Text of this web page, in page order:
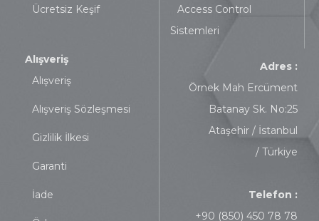
Ücretsiz Keşif
Access Control
Sistemleri
Alışveriş
Alışveriş
Alışveriş Sözleşmesi
Gizlilik İlkesi
Garanti
İade
Adres :
Örnek Mah Ercüment
Batanay Sk. No:25
Ataşehir / İstanbul
/ Türkiye
Telefon :
+90 (850) 450 78 78